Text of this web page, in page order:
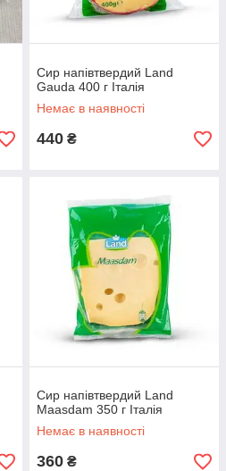
Сир напівтвердий Land
Gauda 400 г Італія
Немає в наявності
440 ₴
Сир напівтвердий Land
Maasdam 350 г Італія
Немає в наявності
360 ₴